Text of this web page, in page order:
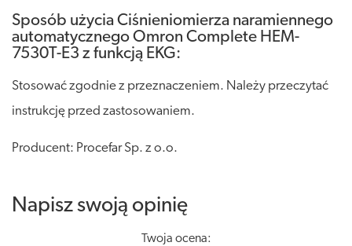
Sposób użycia Ciśnieniomierza naramiennego
automatycznego Omron Complete HEM-
7530T-E3 z funkcją EKG:
Stosować zgodnie z przeznaczeniem. Należy przeczytać
instrukcję przed zastosowaniem.
Producent: Procefar Sp. z o.o.
Napisz swoją opinię
Twoja ocena: